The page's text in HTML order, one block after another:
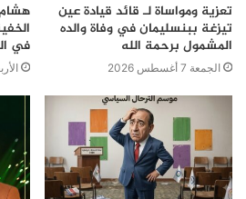
تعزية ومواساة لـ قائد قيادة عين
تيزغة ببنسليمان في وفاة والده
المشمول برحمة الله
الجمعة 7 أغسطس 2026
هشام
في
الأربعاء 5